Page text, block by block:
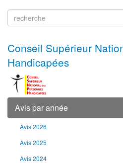
Conseil Supérieur
Handicapées
Avis par année
Avis 2026
Avis 2025
Avis 2024